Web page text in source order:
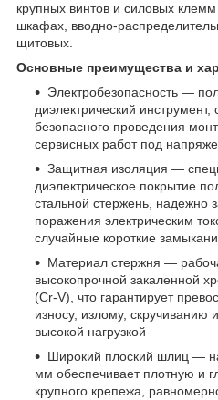
крупных винтов и силовых
шкафах, вводно-
щитовых.
Основные преимущества и
Электробезопасность —
диэлектрический
безопасного проведения
сервисных работ под
Защитная изоляция —
диэлектрическое покрытие
стальной стержень, надежно
поражения электрическим
случайные короткие
Материал стержня —
высокопрочной закаленной
(Cr-V), что гарантирует
износу, излому,
высокой нагрузкой
Широкий плоский шлиц —
мм обеспечивает плотную и
крупного крепежа,